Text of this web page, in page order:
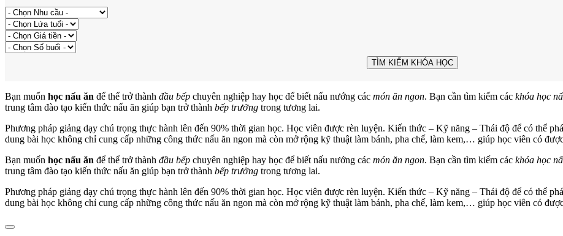
TÌM KIẾM KHÓA HỌC
Bạn muốn học nấu ăn để thể trở thành đầu bếp chuyên nghiệp hay học để biết nấu nướng các món ăn ngon. Bạn cần tìm kiếm các khóa học
trung tâm đào tạo kiến thức nấu ăn giúp bạn trở thành bếp trưởng trong tương lai.
Phương pháp giảng dạy chú trọng thực hành lên đến 90% thời gian học. Học viên được rèn luyện. Kiến thức – Kỹ năng – Thái độ để có thể
dung bài học không chỉ cung cấp những công thức nấu ăn ngon mà còn mở rộng kỹ thuật làm bánh, pha chế, làm kem,… giúp học viên có
Bạn muốn học nấu ăn để thể trở thành đầu bếp chuyên nghiệp hay học để biết nấu nướng các món ăn ngon. Bạn cần tìm kiếm các khóa học
trung tâm đào tạo kiến thức nấu ăn giúp bạn trở thành bếp trưởng trong tương lai.
Phương pháp giảng dạy chú trọng thực hành lên đến 90% thời gian học. Học viên được rèn luyện. Kiến thức – Kỹ năng – Thái độ để có thể
dung bài học không chỉ cung cấp những công thức nấu ăn ngon mà còn mở rộng kỹ thuật làm bánh, pha chế, làm kem,… giúp học viên có